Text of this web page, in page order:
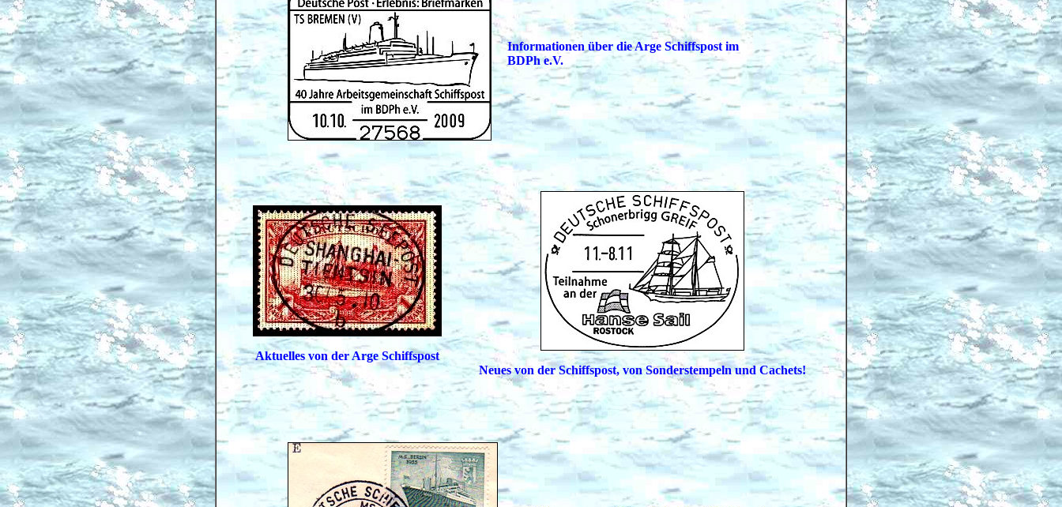
Informationen über die Arge Schiffspost im
BDPh e.V.
Aktuelles von der Arge Schiffspost
Neues von der Schiffspost, von Sonderstempeln und Cachets!